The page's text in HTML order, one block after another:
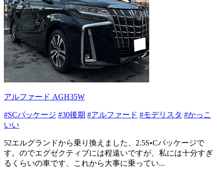
アルファード AGH35W
#SCパッケージ #30後期 #アルファード #モデリスタ #かっこ
いい
52エルグランドから乗り換えました、2.5S•Cパッケージで
す。のでエグゼクティブには程遠いですが、私には十分すぎ
るくらいの車です、これから大事に乗ってい...